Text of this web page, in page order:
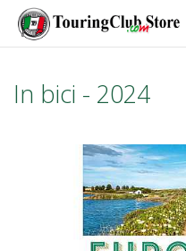
In bici - 2024